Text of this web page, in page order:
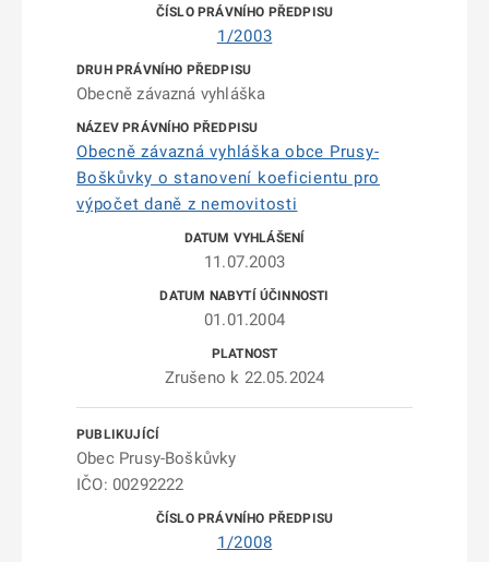
1/2003
Obecně závazná vyhláška
Obecně závazná vyhláška obce Prusy-
Boškůvky o stanovení koeficientu pro
výpočet daně z nemovitosti
11.07.2003
01.01.2004
Zrušeno k 22.05.2024
Obec Prusy-Boškůvky
IČO: 00292222
1/2008